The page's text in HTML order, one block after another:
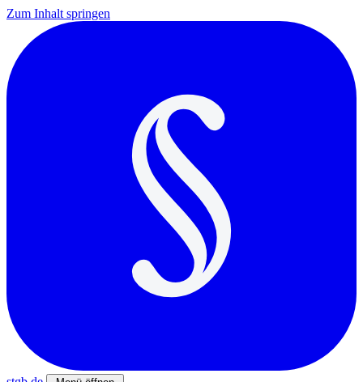
Zum Inhalt springen